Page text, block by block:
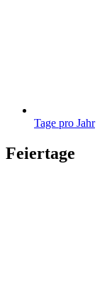
Tage pro Jahr
Feiertage